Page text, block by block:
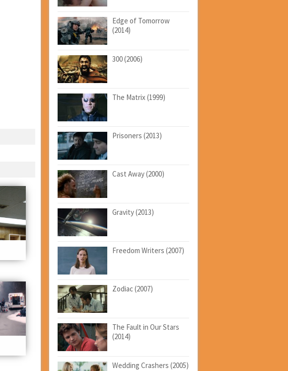
Edge of Tomorrow
(2014)
300 (2006)
The Matrix (1999)
Prisoners (2013)
Cast Away (2000)
Gravity (2013)
Freedom Writers (2007)
Zodiac (2007)
The Fault in Our Stars
(2014)
Wedding Crashers (2005)